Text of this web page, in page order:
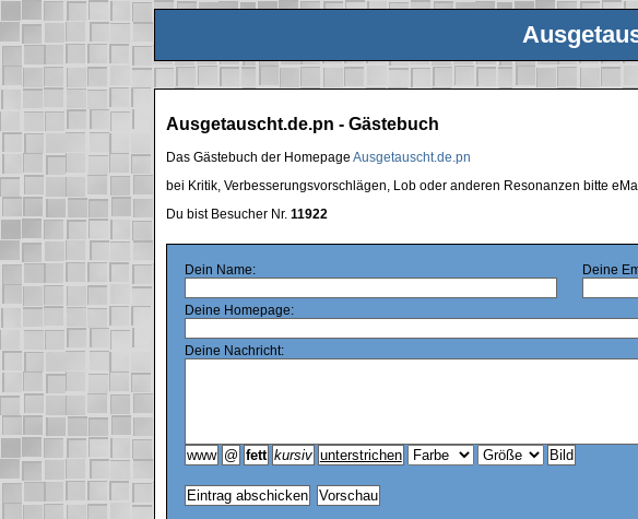
Ausgetauscht.de.pn - Gästebuch
Das Gästebuch der Homepage Ausgetauscht.de.pn
bei Kritik, Verbesserungsvorschlägen, Lob oder anderen Resonanzen bitte
Du bist Besucher Nr. 11922
Dein Name: Deine
Deine Homepage:
Deine Nachricht: